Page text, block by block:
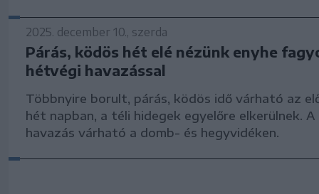
2025. december 10., szerda
Párás, ködös hét elé nézünk enyhe
hétvégi havazással
Többnyire borult, párás, ködös idő várható az
hét napban, a téli hidegek egyelőre elkerülnek.
havazás várható a domb- és hegyvidéken.